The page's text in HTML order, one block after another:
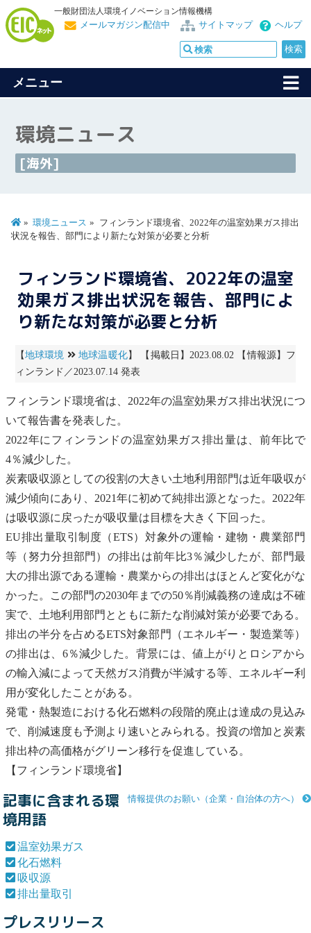
一般財団法人環境イノベーション情報機構
ヘルプ
サイトマップ
メールマガジン配信中
メニュー
環境ニュース
[海外]
環境ニュース
フィンランド環境省、2022年の温室効果ガス排出
状況を報告、部門により新たな対策が必要と分析
フィンランド環境省、2022年の温室
効果ガス排出状況を報告、部門によ
り新たな対策が必要と分析
【地球環境 地球温暖化】 【掲載日】2023.08.02 【情報源】フ
ィンランド／2023.07.14 発表
フィンランド環境省は、2022年の温室効果ガス排出状況につ
いて報告書を発表した。
2022年にフィンランドの温室効果ガス排出量は、前年比で
4％減少した。
炭素吸収源としての役割の大きい土地利用部門は近年吸収が
減少傾向にあり、2021年に初めて純排出源となった。2022年
は吸収源に戻ったが吸収量は目標を大きく下回った。
EU排出量取引制度（ETS）対象外の運輸・建物・農業部門
等（努力分担部門）の排出は前年比3％減少したが、部門最
大の排出源である運輸・農業からの排出はほとんど変化がな
かった。この部門の2030年までの50％削減義務の達成は不確
実で、土地利用部門とともに新たな削減対策が必要である。
排出の半分を占めるETS対象部門（エネルギー・製造業等）
の排出は、6％減少した。背景には、値上がりとロシアから
の輸入減によって天然ガス消費が半減する等、エネルギー利
用が変化したことがある。
発電・熱製造における化石燃料の段階的廃止は達成の見込み
で、削減速度も予測より速いとみられる。投資の増加と炭素
排出枠の高価格がグリーン移行を促進している。
【フィンランド環境省】
情報提供のお願い（企業・自治体の方へ）
記事に含まれる環
境用語
温室効果ガス
化石燃料
吸収源
排出量取引
プレスリリース